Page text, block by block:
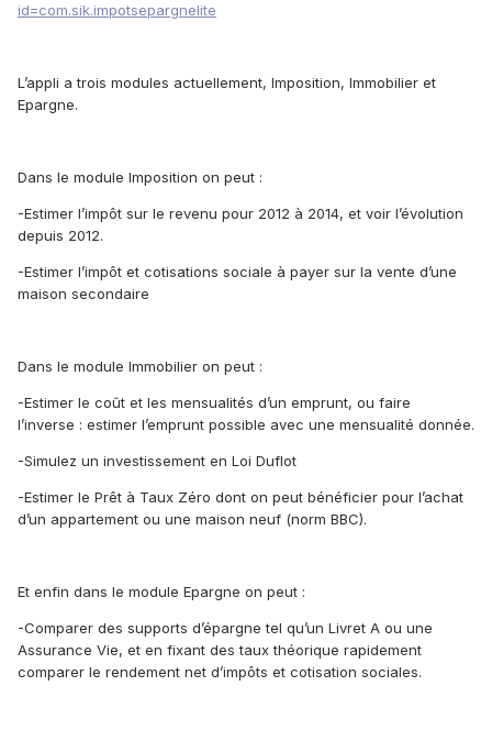
id=com.sik.impotsepargnelite
L’appli a trois modules actuellement, Imposition, Immobilier et
Epargne.
Dans le module Imposition on peut :
-Estimer l’impôt sur le revenu pour 2012 à 2014, et voir l’évolution
depuis 2012.
-Estimer l’impôt et cotisations sociale à payer sur la vente d’une
maison secondaire
Dans le module Immobilier on peut :
-Estimer le coût et les mensualités d’un emprunt, ou faire
l’inverse : estimer l’emprunt possible avec une mensualité donnée.
-Simulez un investissement en Loi Duflot
-Estimer le Prêt à Taux Zéro dont on peut bénéficier pour l’achat
d’un appartement ou une maison neuf (norm BBC).
Et enfin dans le module Epargne on peut :
-Comparer des supports d’épargne tel qu’un Livret A ou une
Assurance Vie, et en fixant des taux théorique rapidement
comparer le rendement net d’impôts et cotisation sociales.